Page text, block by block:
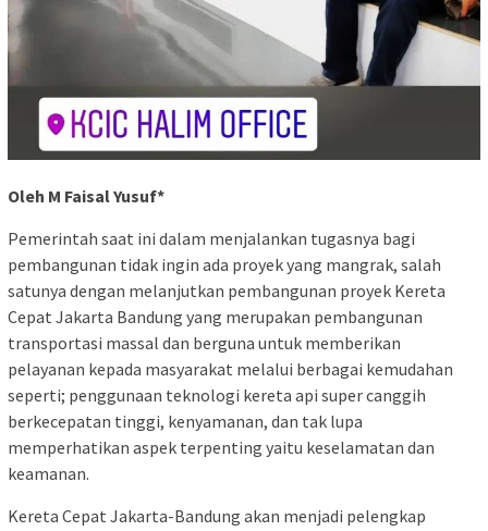
Oleh M Faisal Yusuf*
Pemerintah saat ini dalam menjalankan tugasnya bagi
pembangunan tidak ingin ada proyek yang mangrak, salah
satunya dengan melanjutkan pembangunan proyek Kereta
Cepat Jakarta Bandung yang merupakan pembangunan
transportasi massal dan berguna untuk memberikan
pelayanan kepada masyarakat melalui berbagai kemudahan
seperti; penggunaan teknologi kereta api super canggih
berkecepatan tinggi, kenyamanan, dan tak lupa
memperhatikan aspek terpenting yaitu keselamatan dan
keamanan.
Kereta Cepat Jakarta-Bandung akan menjadi pelengkap